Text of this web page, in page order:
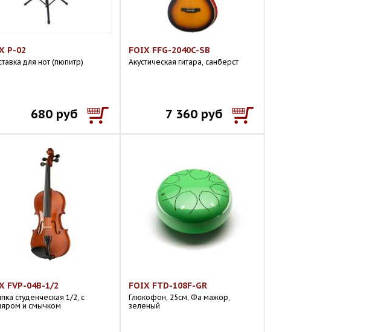
P-02
для нот (пюпитр)
680 руб
FOIX FFG-2040C-SB
Акустическая гитара, санберст
7 360 руб
FVP-04B-1/2
студенческая 1/2, с
и смычком
FOIX FTD-108F-GR
Глюкофон, 25см, Фа мажор,
зеленый